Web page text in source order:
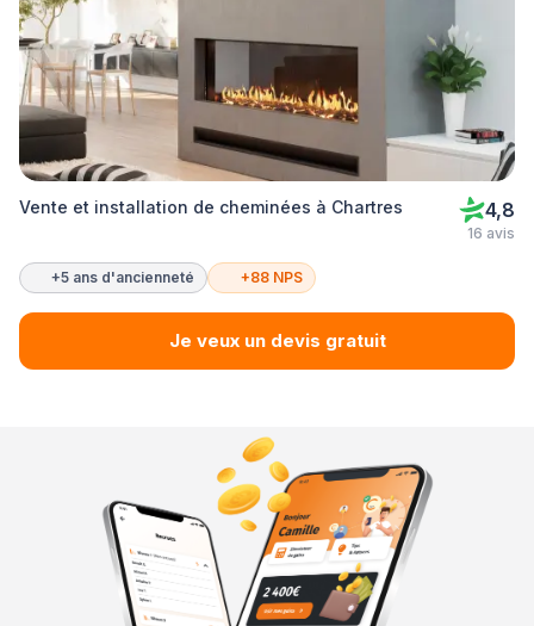
Vente et installation de cheminées à Chartres 4,8
16 avis
+5 ans d'ancienneté +88 NPS
Je veux un devis gratuit